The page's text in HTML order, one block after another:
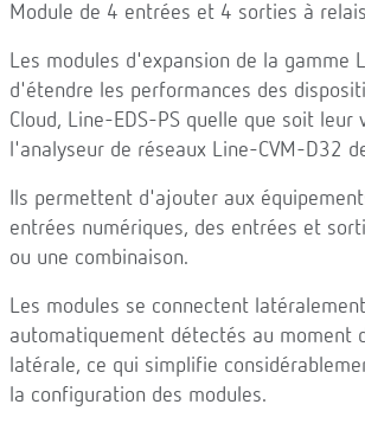
Module de 4 entrées et 4 sorties à
Les modules d'expansion de la gamme
d'étendre les performances des
Cloud, Line-EDS-PS quelle que soit leur
l'analyseur de réseaux Line-CVM-D32
Ils permettent d'ajouter aux
entrées numériques, des entrées et
ou une combinaison.
Les modules se connectent
automatiquement détectés au moment
latérale, ce qui simplifie
la configuration des modules.